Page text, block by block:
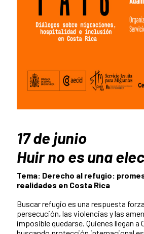
17 de junio
Huir no es una
Tema: Derecho al refugio:
realidades en Costa Rica
Buscar refugio es una respuesta
persecución, las violencias y las
imposible quedarse. Quienes llegan a